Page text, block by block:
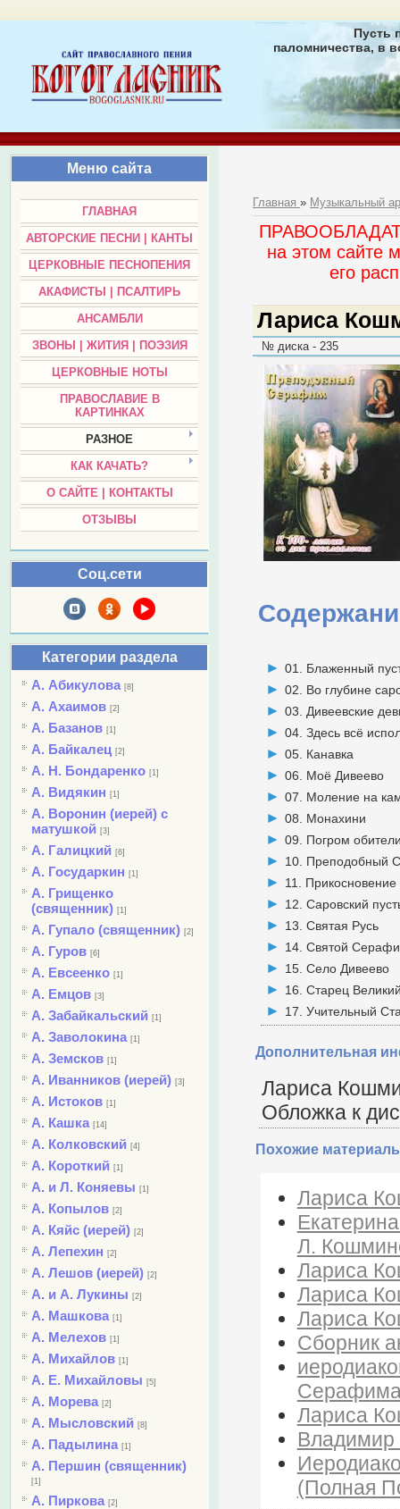
Пусть
паломничества, в
Меню сайта
ГЛАВНАЯ
АВТОРСКИЕ ПЕСНИ | КАНТЫ
ЦЕРКОВНЫЕ ПЕСНОПЕНИЯ
АКАФИСТЫ | ПСАЛТИРЬ
АНСАМБЛИ
ЗВОНЫ | ЖИТИЯ | ПОЭЗИЯ
ЦЕРКОВНЫЕ НОТЫ
ПРАВОСЛАВИЕ В
КАРТИНКАХ
РАЗНОЕ
КАК КАЧАТЬ?
О САЙТЕ | КОНТАКТЫ
ОТЗЫВЫ
Соц.сети
Категории раздела
А. Абикулова [8]
А. Ахаимов [2]
А. Базанов [1]
А. Байкалец [2]
А. Н. Бондаренко [1]
А. Видякин [1]
А. Воронин (иерей) с
матушкой [3]
А. Галицкий [6]
А. Государкин [1]
А. Грищенко
(священник) [1]
А. Гупало (священник) [2]
А. Гуров [6]
А. Евсеенко [1]
А. Емцов [3]
А. Забайкальский [1]
А. Заволокина [1]
А. Земсков [1]
А. Иванников (иерей) [3]
А. Истоков [1]
А. Кашка [14]
А. Колковский [4]
А. Короткий [1]
А. и Л. Коняевы [1]
А. Копылов [2]
А. Кяйс (иерей) [2]
А. Лепехин [2]
А. Лешов (иерей) [2]
А. и А. Лукины [2]
А. Машкова [1]
А. Мелехов [1]
А. Михайлов [1]
А. Е. Михайловы [5]
А. Морева [2]
А. Мысловский [8]
А. Падылина [1]
А. Першин (священник)
[1]
А. Пиркова [2]
Главная» Музыкальный
на этом сайте
его
Лариса
№ диска - 235
01. Блаженный
02. Во глубине
03. Дивеевские
04. Здесь всё
05. Канавка
06. Моё Дивеево
07. Моление на
08. Монахини
09. Погром
10. Преподобный
11. Прикосновение
12. Саровский
13. Святая Русь
14. Святой
15. Село Дивеево
16. Старец
17. Учительный
Дополнительная
Лариса
Обложка к
Похожие
Лариса
Л.
Лариса
Лариса
Лариса
Сборник
Серафима
Лариса
Владимир
(Полная